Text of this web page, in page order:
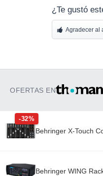
¿Te gustó
Agradecer al
OFERTAS EN
-32%
Behringer X-Touch
Behringer WING